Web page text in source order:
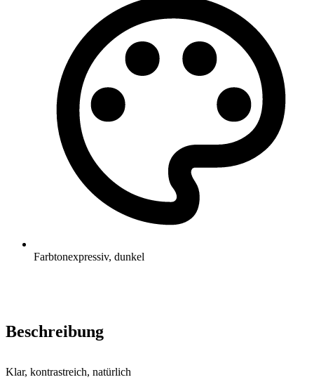
Farbtonexpressiv, dunkel
Beschreibung
Klar, kontrastreich, natürlich